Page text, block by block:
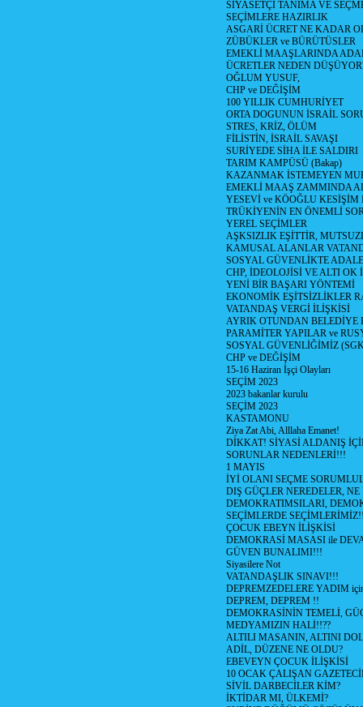
SİYASETÇİ TANIMA VE
SEÇİMLERE HAZIRLIK
ASGARİ ÜCRET NE KADAR
ZÜBÜKLER ve BÜRÜTÜSLER
EMEKLİ MAAŞLARINDA
ÜCRETLER NEDEN
OĞLUM YUSUF,
CHP ve DEĞİŞİM
100 YILLIK CUMHURİYET
ORTA DOGUNUN İSRAİL
STRES, KRİZ, ÖLÜM
FİLİSTİN, İSRAİL SAVAŞI
SURİYEDE SİHA İLE SALDIRI
TARIM KAMPÜSÜ (Bakap)
KAZANMAK İSTEMEYEN
EMEKLİ MAAŞ ZAMMINDA
YESEVİ ve KÖOĞLU
TRÜKİYENİN EN ÖNEMLİ
YEREL SEÇİMLER
AŞKSIZLIK EŞİTTİR,
KAMUSAL ALANLAR
SOSYAL GÜVENLİKTE
CHP, İDEOLOJİSİ VE ALTI OK
YENİ BİR BAŞARI YÖNTEMİ
EKONOMİK EŞİTSİZLİKLER
VATANDAŞ VERGİ İLİŞKİSİ
AYRIK OTUNDAN
PARAMİTER YAPILAR ve
SOSYAL GÜVENLİĞİMİZ
CHP ve DEĞİŞİM
15-16 Haziran İşçi Olayları
SEÇİM 2023
2023 bakanlar kurulu
SEÇİM 2023
KASTAMONU
Ziya Zat Abi, Alllaha Emanet!
DİKKAT! SİYASİ ALDANIŞ
SORUNLAR NEDENLERİ!!!
1 MAYIS
İYİ OLANI SEÇME
DIŞ GÜÇLER NEREDELER,
DEMOKRATIMSILARI,
SEÇİMLERDE
ÇOCUK EBEYN İLİŞKİSİ
DEMOKRASİ MASASI ile
GÜVEN BUNALIMI!!!
Siyasilere Not
VATANDAŞLIK SINAVI!!!
DEPREMZEDELERE YADIM
DEPREM, DEPREM !!
DEMOKRASİNİN TEMELİ,
MEDYAMIZIN HALİ!!??
ALTILI MASANIN, ALTINI
ADİL, DÜZENE NE OLDU?
EBEVEYN ÇOCUK İLİŞKİSİ
10 OCAK ÇALIŞAN
SİVİL DARBECİLER KİM?
İKTİDAR MI, ÜLKEMİ?